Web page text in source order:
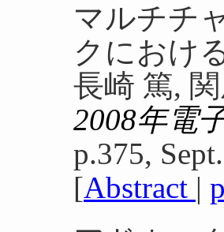
マルチチ
クにおけ
長崎 篤,
2008年電
p.375,
[Abstract |